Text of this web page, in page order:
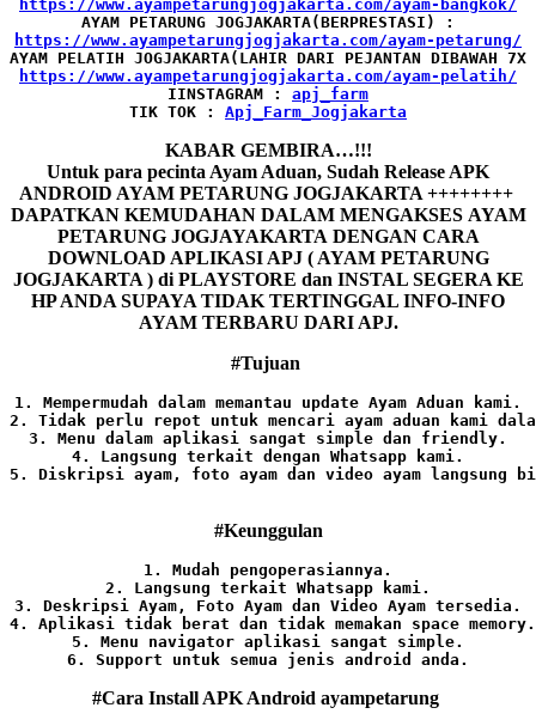
AYAM PETARUNG JOGJAKARTA(BERPRESTASI) :
AYAM PELATIH JOGJAKARTA(LAHIR DARI PEJANTAN DIBAWAH
IINSTAGRAM :
TIK TOK : Apj_Farm_Jogjakarta
KABAR GEMBIRA…!!!
Untuk para pecinta Ayam Aduan, Sudah Release APK
ANDROID AYAM PETARUNG JOGJAKARTA ++++++++
DAPATKAN KEMUDAHAN DALAM MENGAKSES AYAM
PETARUNG JOGJAYAKARTA DENGAN CARA
DOWNLOAD APLIKASI APJ ( AYAM PETARUNG
JOGJAKARTA ) di PLAYSTORE dan INSTAL SEGERA KE
HP ANDA SUPAYA TIDAK TERTINGGAL INFO-INFO
AYAM TERBARU DARI APJ.
#Tujuan
1. Mempermudah dalam memantau update Ayam Aduan kami.
2. Tidak perlu repot untuk mencari ayam aduan kami
3. Menu dalam aplikasi sangat simple dan friendly.
4. Langsung terkait dengan Whatsapp kami.
5. Diskripsi ayam, foto ayam dan video ayam
#Keunggulan
1. Mudah pengoperasiannya.
2. Langsung terkait Whatsapp kami.
3. Deskripsi Ayam, Foto Ayam dan Video Ayam tersedia.
4. Aplikasi tidak berat dan tidak memakan space memory.
5. Menu navigator aplikasi sangat simple.
6. Support untuk semua jenis android anda.
#Cara Install APK Android ayampetarung